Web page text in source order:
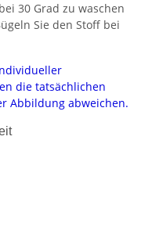
30 Grad zu waschen
Sie den Stoff bei
die tatsächlichen
Abbildung abweichen.